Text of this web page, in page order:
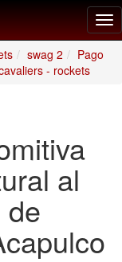
swag 2
Pago
- rockets
al
de